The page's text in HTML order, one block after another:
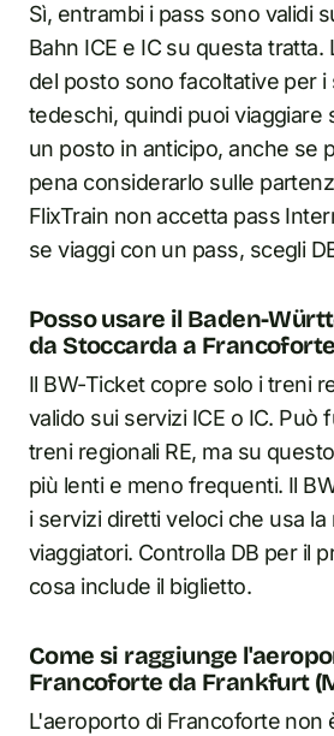
Sì, entrambi i pass sono validi
Bahn ICE e IC su questa
del posto sono facoltative per i
tedeschi, quindi puoi viaggiare
un posto in anticipo, anche se
pena considerarlo sulle
FlixTrain non accetta pass
se viaggi con un pass, scegli
Posso usare il Baden-
da Stoccarda a
Il BW-Ticket copre solo i treni
valido sui servizi ICE o IC. Può
treni regionali RE, ma su
più lenti e meno frequenti. Il
i servizi diretti veloci che usa
viaggiatori. Controlla DB per il
cosa include il biglietto.
Come si raggiunge
Francoforte da Frankfurt
L'aeroporto di Francoforte non